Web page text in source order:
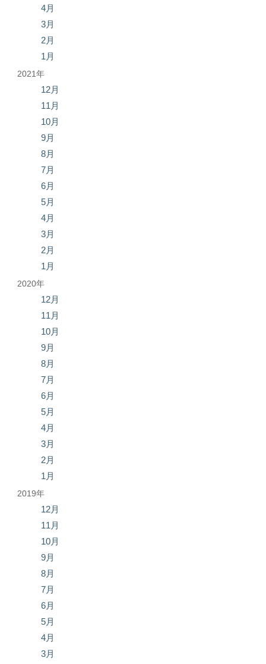
4月
3月
2月
1月
2021年
12月
11月
10月
9月
8月
7月
6月
5月
4月
3月
2月
1月
2020年
12月
11月
10月
9月
8月
7月
6月
5月
4月
3月
2月
1月
2019年
12月
11月
10月
9月
8月
7月
6月
5月
4月
3月